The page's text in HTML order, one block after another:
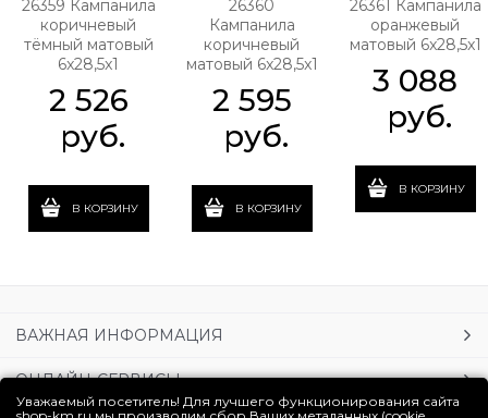
26359 Кампанила
коричневый
тёмный матовый
6x28,5x1
2 526
руб.
В КОРЗИНУ
26360
Кампанила
коричневый
матовый 6x28,5x1
2 595
руб.
В КОРЗИНУ
26361 Кампанила
оранжевый
матовый 6x28,5x1
3 088
руб.
В КОРЗИНУ
ВАЖНАЯ ИНФОРМАЦИЯ
ОНЛАЙН-СЕРВИСЫ
Уважаемый посетитель! Для лучшего функционирования сайта